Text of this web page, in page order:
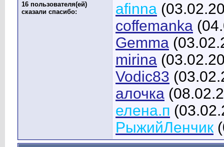
16 пользователя(ей)
сказали cпасибо:
afinna
coffemanka
Gemma
mirina
Vodic83
алочка
елена.п
РыжийЛенчик